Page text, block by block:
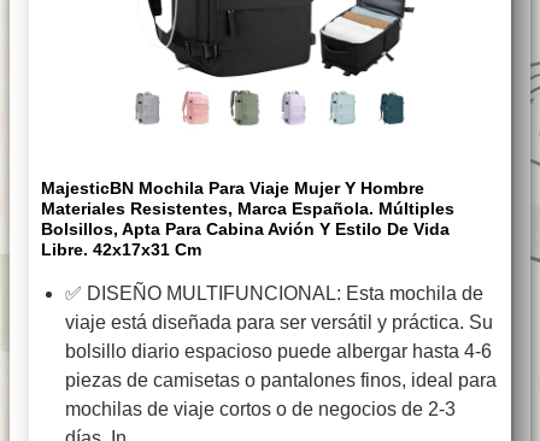
MajesticBN Mochila Para Viaje Mujer Y Hombre
Materiales Resistentes, Marca Española. Múltiples
Bolsillos, Apta Para Cabina Avión Y Estilo De Vida
Libre. 42x17x31 Cm
✅ DISEÑO MULTIFUNCIONAL: Esta mochila de
viaje está diseñada para ser versátil y práctica. Su
bolsillo diario espacioso puede albergar hasta 4-6
piezas de camisetas o pantalones finos, ideal para
mochilas de viaje cortos o de negocios de 2-3